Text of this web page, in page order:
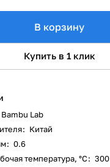
В корзину
Купить в 1 клик
Bambu Lab
: Китай
: 0.6
температура, °C: 300